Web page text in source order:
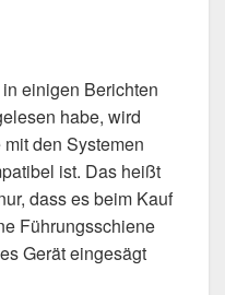
einigen Berichten
habe, wird
den Systemen
ist. Das heißt
dass es beim Kauf
Führungsschiene
Gerät eingesägt